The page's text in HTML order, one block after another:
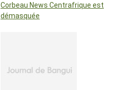
Corbeau News Centrafrique est
démasquée